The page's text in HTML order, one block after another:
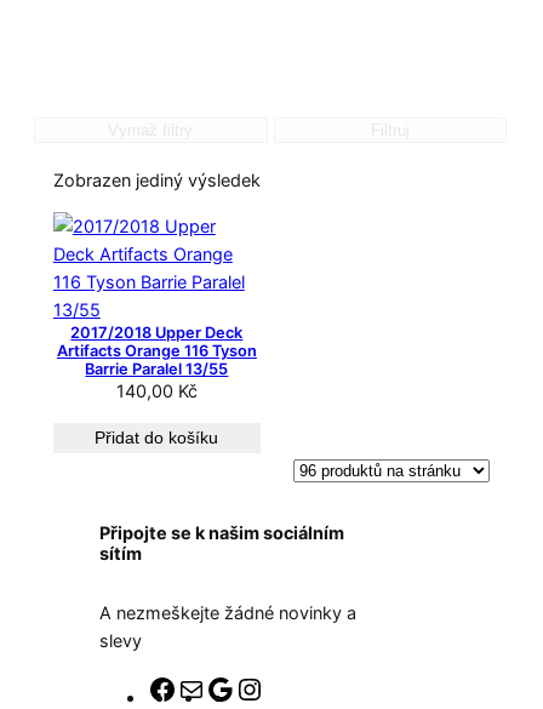
Zobrazen jediný výsledek
2017/2018 Upper Deck
Artifacts Orange 116 Tyson
Barrie Paralel 13/55
140,00 Kč
Přidat do košíku
Připojte se k našim sociálním
sítím
A nezmeškejte žádné novinky a
slevy
F
E
G